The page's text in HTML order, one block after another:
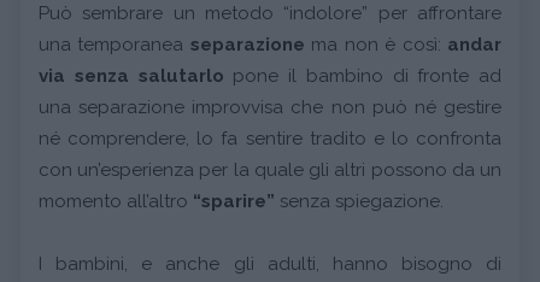
Può sembrare un metodo “indolore” per affrontare
una temporanea separazione ma non è così: andar
via senza salutarlo pone il bambino di fronte ad
una separazione improvvisa che non può né gestire
né comprendere, lo fa sentire tradito e lo confronta
con un’esperienza per la quale gli altri possono da un
momento all’altro “sparire” senza spiegazione.
I bambini, e anche gli adulti, hanno bisogno di